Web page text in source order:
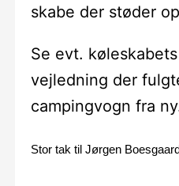
skabe der støder
Se evt.
vejledning der
campingvogn fra
Stor tak til Jørgen